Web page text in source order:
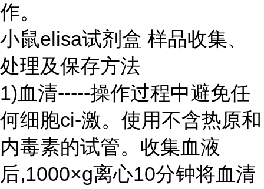
作。
小鼠elisa试剂盒 样品收集、
处理及保存方法
1)血清-----操作过程中避免任
何细胞ci-激。使用不含热原和
内毒素的试管。收集血液
后,1000×g离心10分钟将血清